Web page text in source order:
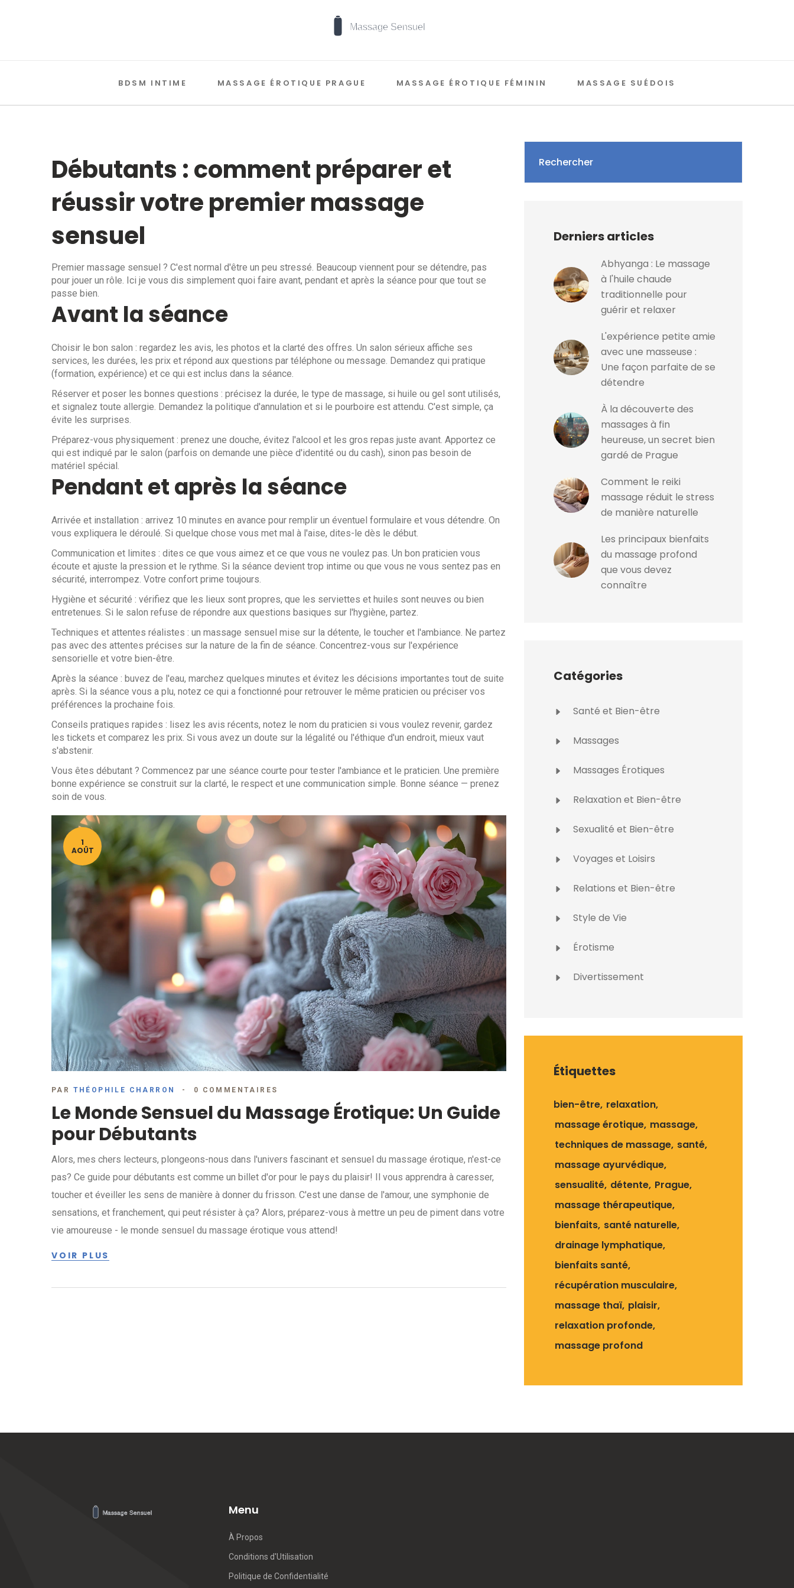
BDSM INTIME MASSAGE ÉROTIQUE PRAGUE MASSAGE ÉROTIQUE FÉMININ MASSAGE SUÉDOIS
Débutants : comment préparer et
réussir votre premier massage
sensuel
Premier massage sensuel ? C'est normal d'être un peu stressé. Beaucoup viennent pour se détendre, pas
pour jouer un rôle. Ici je vous dis simplement quoi faire avant, pendant et après la séance pour que tout se
passe bien.
Avant la séance
Choisir le bon salon : regardez les avis, les photos et la clarté des offres. Un salon sérieux affiche ses
services, les durées, les prix et répond aux questions par téléphone ou message. Demandez qui pratique
(formation, expérience) et ce qui est inclus dans la séance.
Réserver et poser les bonnes questions : précisez la durée, le type de massage, si huile ou gel sont utilisés,
et signalez toute allergie. Demandez la politique d'annulation et si le pourboire est attendu. C'est simple, ça
évite les surprises.
Préparez-vous physiquement : prenez une douche, évitez l'alcool et les gros repas juste avant. Apportez ce
qui est indiqué par le salon (parfois on demande une pièce d'identité ou du cash), sinon pas besoin de
matériel spécial.
Pendant et après la séance
Arrivée et installation : arrivez 10 minutes en avance pour remplir un éventuel formulaire et vous détendre. On
vous expliquera le déroulé. Si quelque chose vous met mal à l'aise, dites-le dès le début.
Communication et limites : dites ce que vous aimez et ce que vous ne voulez pas. Un bon praticien vous
écoute et ajuste la pression et le rythme. Si la séance devient trop intime ou que vous ne vous sentez pas en
sécurité, interrompez. Votre confort prime toujours.
Hygiène et sécurité : vérifiez que les lieux sont propres, que les serviettes et huiles sont neuves ou bien
entretenues. Si le salon refuse de répondre aux questions basiques sur l'hygiène, partez.
Techniques et attentes réalistes : un massage sensuel mise sur la détente, le toucher et l'ambiance. Ne partez
pas avec des attentes précises sur la nature de la fin de séance. Concentrez-vous sur l'expérience
sensorielle et votre bien-être.
Après la séance : buvez de l'eau, marchez quelques minutes et évitez les décisions importantes tout de suite
après. Si la séance vous a plu, notez ce qui a fonctionné pour retrouver le même praticien ou préciser vos
préférences la prochaine fois.
Conseils pratiques rapides : lisez les avis récents, notez le nom du praticien si vous voulez revenir, gardez
les tickets et comparez les prix. Si vous avez un doute sur la légalité ou l'éthique d'un endroit, mieux vaut
s'abstenir.
Vous êtes débutant ? Commencez par une séance courte pour tester l'ambiance et le praticien. Une première
bonne expérience se construit sur la clarté, le respect et une communication simple. Bonne séance — prenez
soin de vous.
1
AOÛT
PAR THÉOPHILE CHARRON 0 COMMENTAIRES
Le Monde Sensuel du Massage Érotique: Un Guide
pour Débutants
Alors, mes chers lecteurs, plongeons-nous dans l'univers fascinant et sensuel du massage érotique, n'est-ce
pas? Ce guide pour débutants est comme un billet d'or pour le pays du plaisir! Il vous apprendra à caresser,
toucher et éveiller les sens de manière à donner du frisson. C'est une danse de l'amour, une symphonie de
sensations, et franchement, qui peut résister à ça? Alors, préparez-vous à mettre un peu de piment dans votre
vie amoureuse - le monde sensuel du massage érotique vous attend!
VOIR PLUS
Rechercher
Derniers articles
Abhyanga : Le massage
à l'huile chaude
traditionnelle pour
guérir et relaxer
L'expérience petite amie
avec une masseuse :
Une façon parfaite de se
détendre
À la découverte des
massages à fin
heureuse, un secret bien
gardé de Prague
Comment le reiki
massage réduit le stress
de manière naturelle
Les principaux bienfaits
du massage profond
que vous devez
connaître
Catégories
Santé et Bien-être
Massages
Massages Érotiques
Relaxation et Bien-être
Sexualité et Bien-être
Voyages et Loisirs
Relations et Bien-être
Style de Vie
Érotisme
Divertissement
Étiquettes
bien-être relaxation
massage érotique massage
techniques de massage santé
massage ayurvédique
sensualité détente Prague
massage thérapeutique
bienfaits santé naturelle
drainage lymphatique
bienfaits santé
récupération musculaire
massage thaï plaisir
relaxation profonde
massage profond
Menu
À Propos
Conditions d'Utilisation
Politique de Confidentialité